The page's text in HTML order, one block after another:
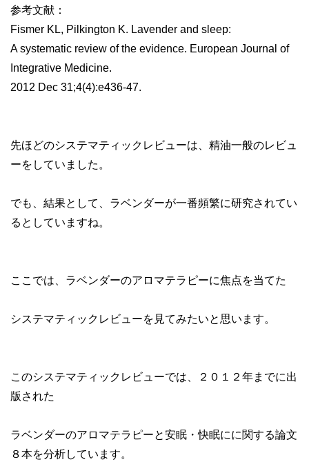
参考文献：
Fismer KL, Pilkington K. Lavender and sleep:
A systematic review of the evidence. European Journal of
Integrative Medicine.
2012 Dec 31;4(4):e436-47.
先ほどのシステマティックレビューは、精油一般のレビュ
ーをしていました。
でも、結果として、ラベンダーが一番頻繁に研究されてい
るとしていますね。
ここでは、ラベンダーのアロマテラピーに焦点を当てた
システマティックレビューを見てみたいと思います。
このシステマティックレビューでは、２０１２年までに出
版された
ラベンダーのアロマテラピーと安眠・快眠にに関する論文
８本を分析しています。